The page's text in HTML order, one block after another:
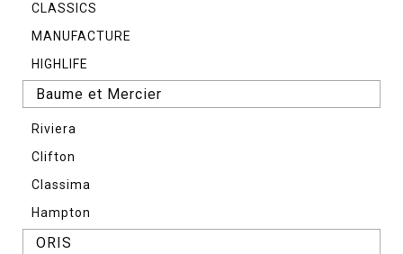
CLASSICS
MANUFACTURE
HIGHLIFE
Baume et Mercier
Riviera
Clifton
Classima
Hampton
ORIS